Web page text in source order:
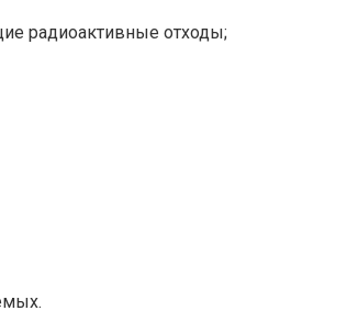
радиоактивные отходы;